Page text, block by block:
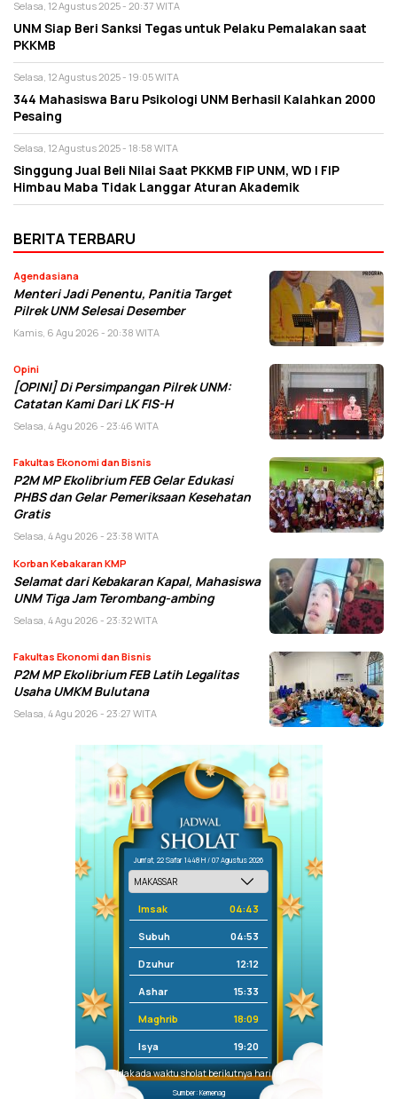
Selasa, 12 Agustus 2025 - 20:37 WITA
UNM Siap Beri Sanksi Tegas untuk Pelaku Pemalakan saat
PKKMB
Selasa, 12 Agustus 2025 - 19:05 WITA
344 Mahasiswa Baru Psikologi UNM Berhasil Kalahkan 2000
Pesaing
Selasa, 12 Agustus 2025 - 18:58 WITA
Singgung Jual Beli Nilai Saat PKKMB FIP UNM, WD I FIP
Himbau Maba Tidak Langgar Aturan Akademik
BERITA TERBARU
Agendasiana
Menteri Jadi Penentu, Panitia Target
Pilrek UNM Selesai Desember
Kamis, 6 Agu 2026 - 20:38 WITA
Opini
[OPINI] Di Persimpangan Pilrek UNM:
Catatan Kami Dari LK FIS-H
Selasa, 4 Agu 2026 - 23:46 WITA
Fakultas Ekonomi dan Bisnis
P2M MP Ekolibrium FEB Gelar Edukasi
PHBS dan Gelar Pemeriksaan Kesehatan
Gratis
Selasa, 4 Agu 2026 - 23:38 WITA
Korban Kebakaran KMP
Selamat dari Kebakaran Kapal, Mahasiswa
UNM Tiga Jam Terombang-ambing
Selasa, 4 Agu 2026 - 23:32 WITA
Fakultas Ekonomi dan Bisnis
P2M MP Ekolibrium FEB Latih Legalitas
Usaha UMKM Bulutana
Selasa, 4 Agu 2026 - 23:27 WITA
Jum'at, 22 Safar 1448 H / 07 Agustus 2026
Imsak 04:43
Subuh 04:53
Dzuhur 12:12
Ashar 15:33
Maghrib 18:09
Isya 19:20
Tidak ada waktu sholat berikutnya hari ini.
Sumber: Kemenag